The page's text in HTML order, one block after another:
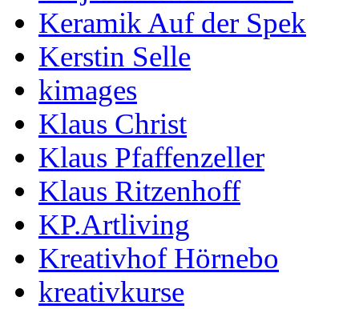
Keramik Auf der Spek
Kerstin Selle
kimages
Klaus Christ
Klaus Pfaffenzeller
Klaus Ritzenhoff
KP.Artliving
Kreativhof Hörnebo
kreativkurse